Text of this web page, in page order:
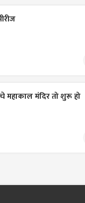
महाकाल मंदिर तो शुरू हो